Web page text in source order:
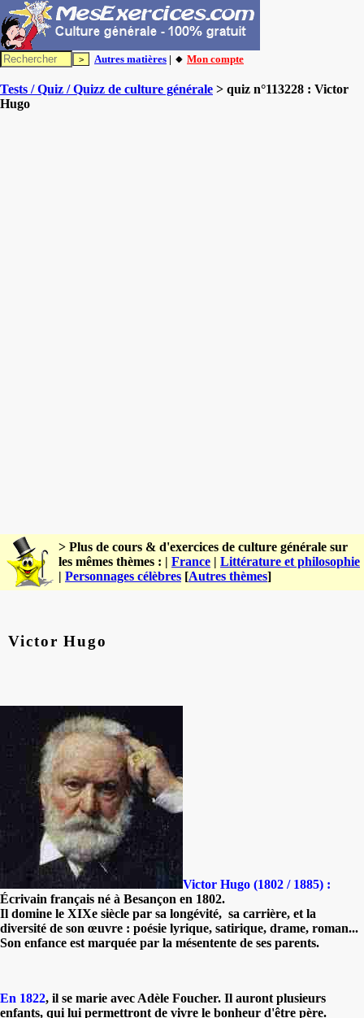
Autres matières | 🔸 Mon compte
Tests / Quiz / Quizz de culture générale > quiz n°113228 : Victor
Hugo
> Plus de cours & d'exercices de culture générale sur
les mêmes thèmes : | France | Littérature et philosophie
| Personnages célèbres [Autres thèmes]
Victor Hugo
Victor Hugo (1802 / 1885) :
Écrivain français né à Besançon en 1802.
Il domine le XIXe siècle par sa longévité, sa carrière, et la
diversité de son œuvre : poésie lyrique, satirique, drame, roman...
Son enfance est marquée par la mésentente de ses parents.
En 1822, il se marie avec Adèle Foucher. Il auront plusieurs
enfants, qui lui permettront de vivre le bonheur d'être père.